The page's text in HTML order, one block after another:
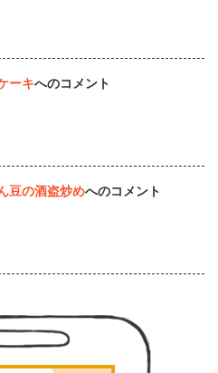
ーキへのコメント
豆の酒盗炒めへのコメント